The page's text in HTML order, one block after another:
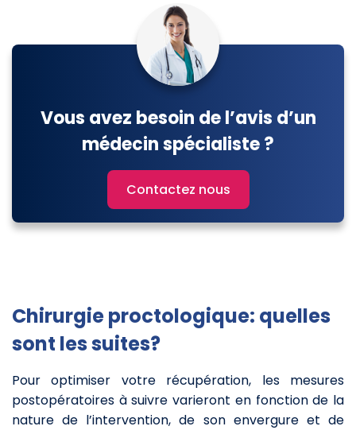
Vous avez besoin de l’avis d’un
médecin spécialiste ?
Contactez nous
Chirurgie proctologique: quelles
sont les suites?
Pour optimiser votre récupération, les mesures
postopératoires à suivre varieront en fonction de la
nature de l’intervention, de son envergure et de